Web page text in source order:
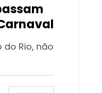
Rio, não